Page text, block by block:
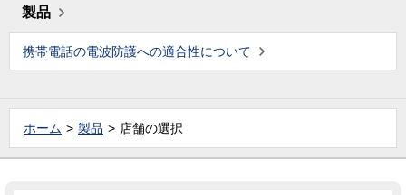
製品
携帯電話の電波防護への適合性について
ホーム 製品 店舗の選択